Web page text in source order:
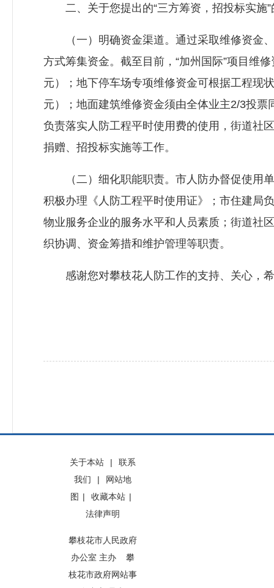
二、关于您提出的“三方筹资，招投标实施”
（一）明确资金渠道。通过采取维修资金、
方式筹集资金。截至目前，“加州国际”项目维
元）；地下停车场专项维修资金可根据工程现
元）；地面建筑维修资金须由全体业主2/3投
负责落实人防工程平时使用费的使用，街道社
捐赠、招投标实施等工作。
（二）细化职能职责。市人防办督促使用单
积极办理《人防工程平时使用证》；市住建局
物业服务企业的服务水平和人员素质；街道社
织协调、资金筹措和维护管理等职责。
感谢您对攀枝花人防工作的支持、关心，希
关于本站 |
联系
我们
|
网站地
图 | 收藏本站 |
法律声明
攀枝花市人民政府
办公室 主办 攀
枝花市政府网站事